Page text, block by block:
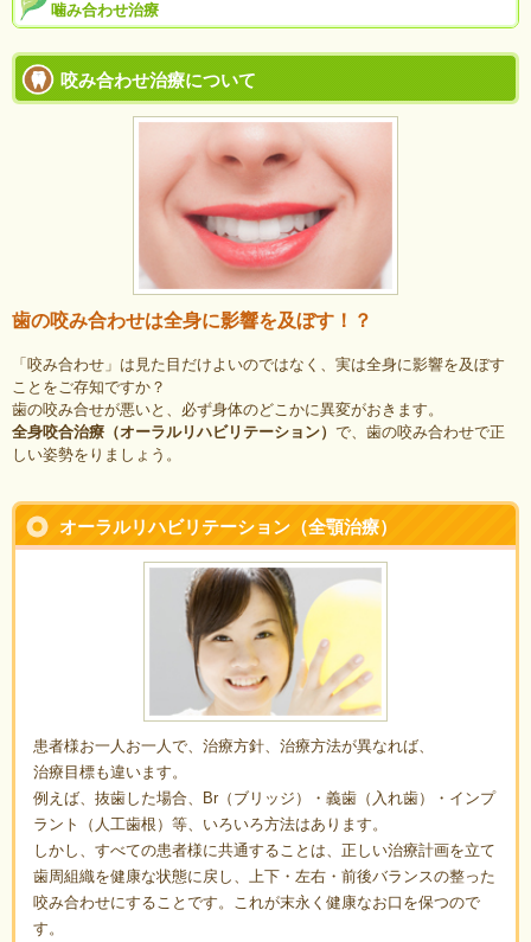
噛み合わせ治療
咬み合わせ治療について
歯の咬み合わせは全身に影響を及ぼす！？
「咬み合わせ」は見た目だけよいのではなく、実は全身に影響を及ぼす
ことをご存知ですか？
歯の咬み合せが悪いと、必ず身体のどこかに異変がおきます。
全身咬合治療（オーラルリハビリテーション） で、歯の咬み合わせで正
しい姿勢をりましょう。
オーラルリハビリテーション（全顎治療）
患者様お一人お一人で、治療方針、治療方法が異なれば、
治療目標も違います。
例えば、抜歯した場合、Br（ブリッジ）・義歯（入れ歯）・インプ
ラント（人工歯根）等、いろいろ方法はあります。
しかし、すべての患者様に共通することは、正しい治療計画を立て
歯周組織を健康な状態に戻し、上下・左右・前後バランスの整った
咬み合わせにすることです。これが末永く健康なお口を保つので
す。